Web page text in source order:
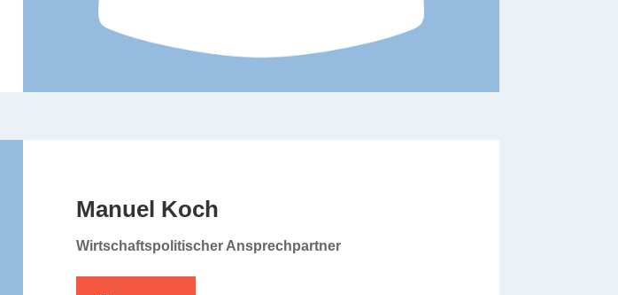
Manuel Koch
Wirtschaftspolitischer Ansprechpartner